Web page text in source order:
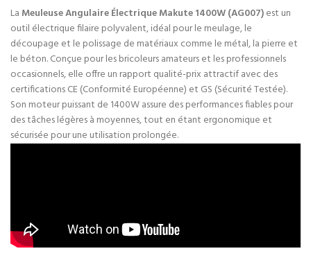
La Meuleuse Angulaire Électrique Makute 1400W (AG007)est un
outil électrique filaire polyvalent, idéal pour le meulage, le
découpage et le polissage de matériaux comme le métal, la pierre et
le béton. Conçue pour les bricoleurs amateurs et les professionnels
occasionnels, elle offre un rapport qualité-prix attractif avec des
certifications CE (Conformité Européenne) et GS (Sécurité Testée).
Son moteur puissant de 1400W assure des performances fiables pour
des tâches légères à moyennes, tout en étant ergonomique et
sécurisée pour une utilisation prolongée.